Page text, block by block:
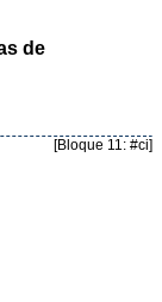
de
[Bloque 11: #ci]